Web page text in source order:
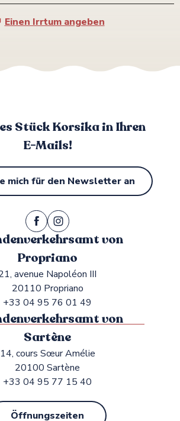
Einen Irrtum angeben
Stück Korsika in Ihren
E-Mails!
mich für den Newsletter an
von
Propriano
avenue Napoléon III
20110 Propriano
+33 04 95 76 01 49
von
Sartène
14, cours Sœur Amélie
20100 Sartène
+33 04 95 77 15 40
Öffnungszeiten